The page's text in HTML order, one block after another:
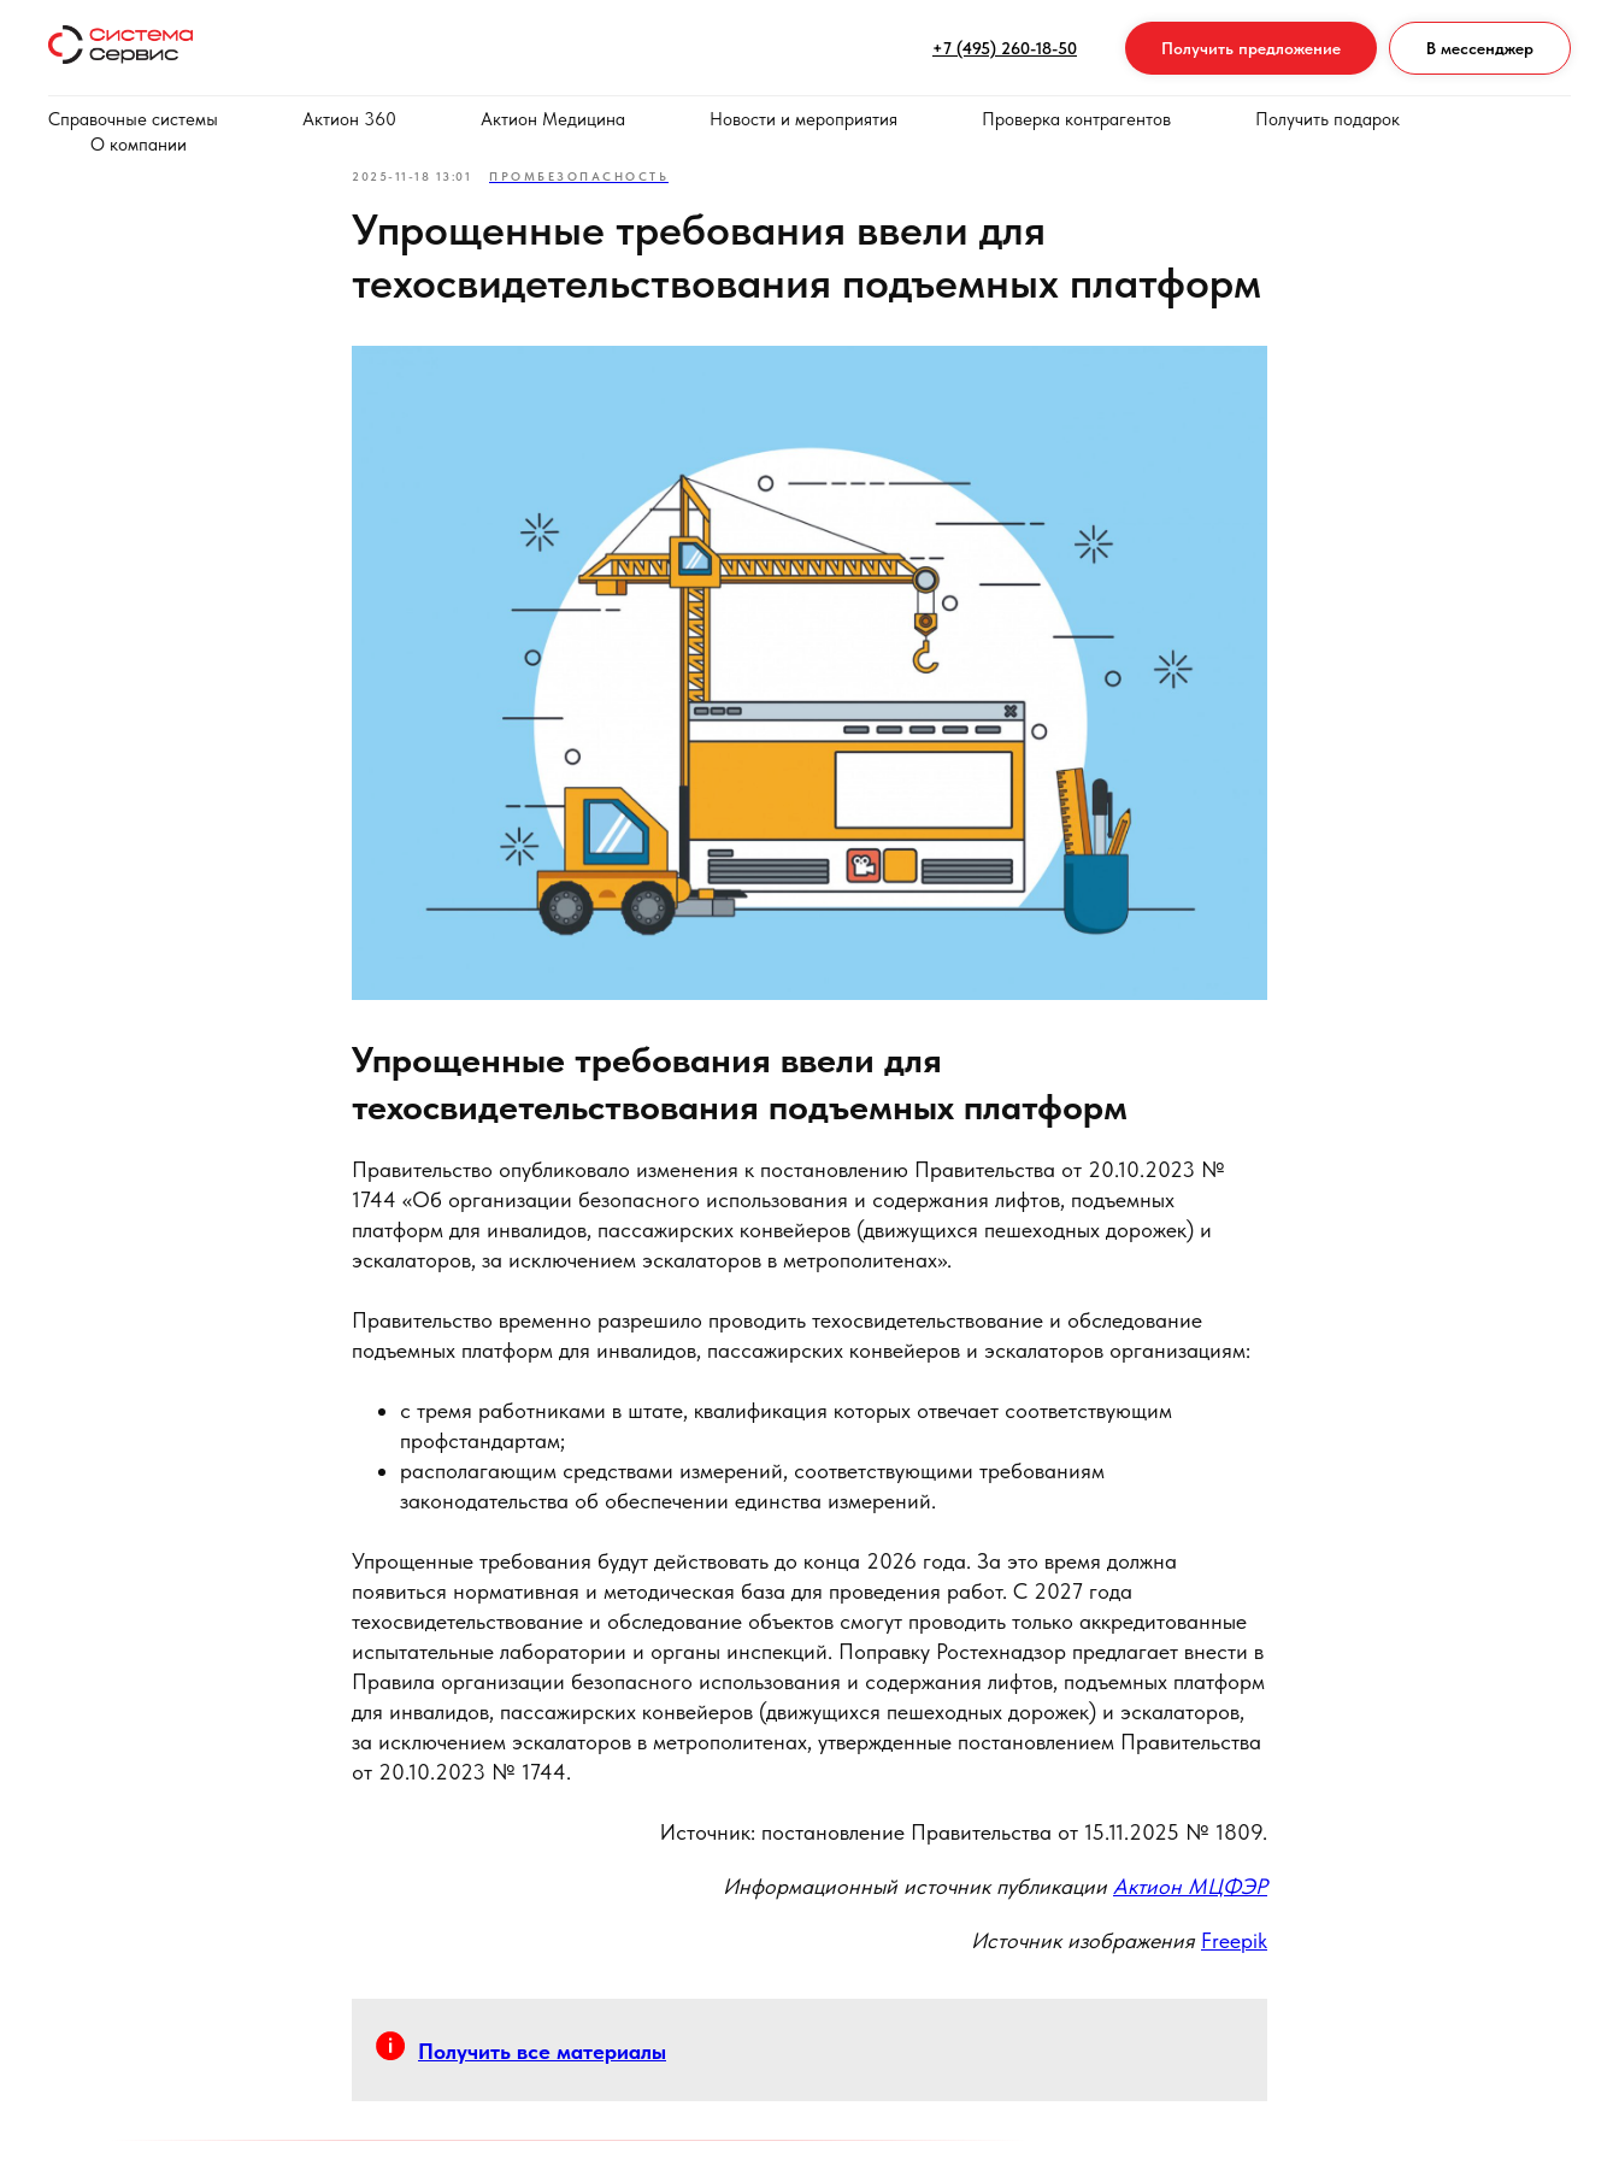
+7 (495) 260-18-50 Получить предложение В мессенджер
Справочные системы Актион 360 Актион Медицина Новости и мероприятия Проверка контрагентов
Получить подарок
О компании
2025-11-18 13:01 ПРОМБЕЗОПАСНОСТЬ
Упрощенные требования ввели для
техосвидетельствования подъемных платформ
Упрощенные требования ввели для
техосвидетельствования подъемных платформ
Правительство опубликовало изменения к постановлению Правительства от 20.10.2023 №
1744 «Об организации безопасного использования и содержания лифтов, подъемных
платформ для инвалидов, пассажирских конвейеров (движущихся пешеходных дорожек) и
эскалаторов, за исключением эскалаторов в метрополитенах».
Правительство временно разрешило проводить техосвидетельствование и обследование
подъемных платформ для инвалидов, пассажирских конвейеров и эскалаторов организациям:
с тремя работниками в штате, квалификация которых отвечает соответствующим
профстандартам;
располагающим средствами измерений, соответствующими требованиям
законодательства об обеспечении единства измерений.
Упрощенные требования будут действовать до конца 2026 года. За это время должна
появиться нормативная и методическая база для проведения работ. С 2027 года
техосвидетельствование и обследование объектов смогут проводить только аккредитованные
испытательные лаборатории и органы инспекций. Поправку Ростехнадзор предлагает внести в
Правила организации безопасного использования и содержания лифтов, подъемных платформ
для инвалидов, пассажирских конвейеров (движущихся пешеходных дорожек) и эскалаторов,
за исключением эскалаторов в метрополитенах, утвержденные постановлением Правительства
от 20.10.2023 № 1744.
Источник: постановление Правительства от 15.11.2025 № 1809.
Информационный источник публикации Актион МЦФЭР
Источник изображения Freepik
Получить все материалы